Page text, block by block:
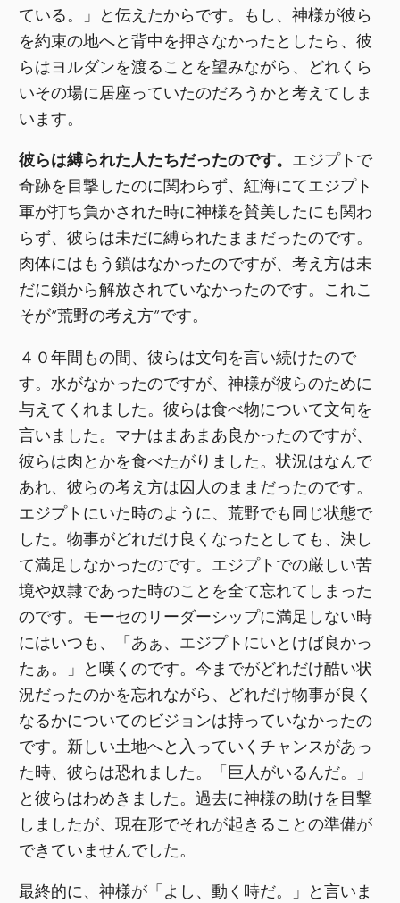
ている。」と伝えたからです。もし、神様が彼ら
を約束の地へと背中を押さなかったとしたら、彼
らはヨルダンを渡ることを望みながら、どれくら
いその場に居座っていたのだろうかと考えてしま
います。
彼らは縛られた人たちだったのです。 エジプトで
奇跡を目撃したのに関わらず、紅海にてエジプト
軍が打ち負かされた時に神様を賛美したにも関わ
らず、彼らは未だに縛られたままだったのです。
肉体にはもう鎖はなかったのですが、考え方は未
だに鎖から解放されていなかったのです。これこ
そが”荒野の考え方”です。
４０年間もの間、彼らは文句を言い続けたので
す。水がなかったのですが、神様が彼らのために
与えてくれました。彼らは食べ物について文句を
言いました。マナはまあまあ良かったのですが、
彼らは肉とかを食べたがりました。状況はなんで
あれ、彼らの考え方は囚人のままだったのです。
エジプトにいた時のように、荒野でも同じ状態で
した。物事がどれだけ良くなったとしても、決し
て満足しなかったのです。エジプトでの厳しい苦
境や奴隷であった時のことを全て忘れてしまった
のです。モーセのリーダーシップに満足しない時
にはいつも、「あぁ、エジプトにいとけば良かっ
たぁ。」と嘆くのです。今までがどれだけ酷い状
況だったのかを忘れながら、どれだけ物事が良く
なるかについてのビジョンは持っていなかったの
です。新しい土地へと入っていくチャンスがあっ
た時、彼らは恐れました。「巨人がいるんだ。」
と彼らはわめきました。過去に神様の助けを目撃
しましたが、現在形でそれが起きることの準備が
できていませんでした。
最終的に、神様が「よし、動く時だ。」と言いま